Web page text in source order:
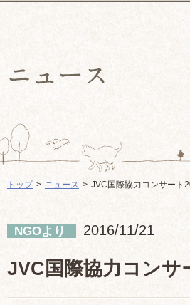
トップ ニュース JVC国際協力コンサート
NGOより 2016/11/21
JVC国際協力コンサ